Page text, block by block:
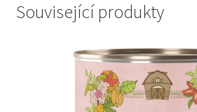
Související produkty